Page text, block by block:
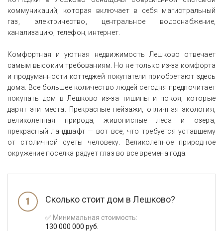
коммуникаций, которая включает в себя магистральный
газ, электричество, центральное водоснабжение,
канализацию, телефон, интернет.
Комфортная и уютная недвижимость Лешково отвечает
самым высоким требованиям. Но не только из-за комфорта
и продуманности коттеджей покупатели приобретают здесь
дома. Все большее количество людей сегодня предпочитает
покупать дом в Лешково из-за тишины и покоя, которые
дарят эти места. Прекрасные пейзажи, отличная экология,
великолепная природа, живописные леса и озера,
прекрасный ландшафт — вот все, что требуется уставшему
от столичной суеты человеку. Великолепное природное
окружение поселка радует глаз во все времена года.
Сколько стоит дом в Лешково?
✅ Минимальная стоимость:
130 000 000 руб.